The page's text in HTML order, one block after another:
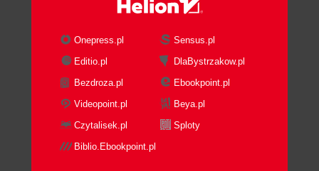
Onepress.pl
Sensus.pl
Editio.pl
DlaBystrzakow.pl
Bezdroza.pl
Ebookpoint.pl
Videopoint.pl
Beya.pl
Czytalisek.pl
Sploty
Biblio.Ebookpoint.pl